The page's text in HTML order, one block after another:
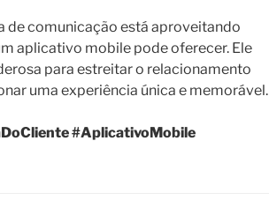
de comunicação está aproveitando
aplicativo mobile pode oferecer. Ele
para estreitar o relacionamento
uma experiência única e memorável.
#AplicativoMobile